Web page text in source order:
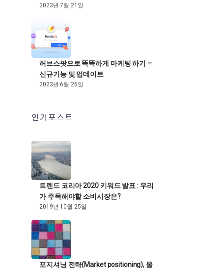
2023년 7월 21일
허브스팟으로 똑똑하게 마케팅 하기 –
신규기능 및 업데이트
2023년 6월 26일
인기포스트
트렌드 코리아 2020 키워드 발표 : 우리
가 주목해야할 소비시장은?
2019년 10월 25일
포지셔닝 전략(Market positioning), 올